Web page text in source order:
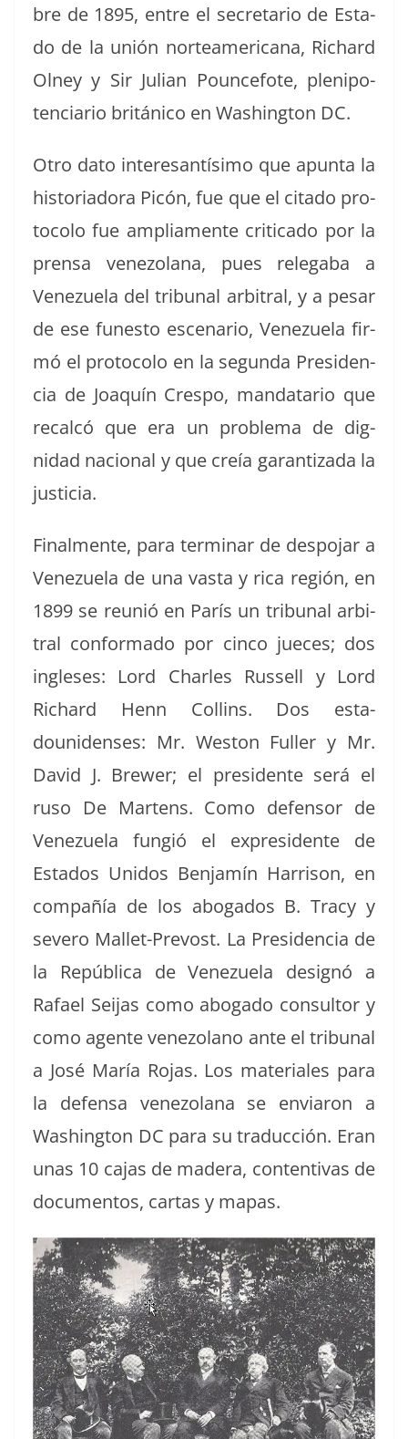
bre de 1895, entre el sec­re­tario de Esta­
do de la unión norteam­er­i­cana, Richard
Olney y Sir Julian Pounce­fote, plenipo­
ten­cia­rio británi­co en Wash­ing­ton DC.
Otro dato intere­san­tísi­mo que apun­ta la
his­to­ri­ado­ra Picón, fue que el cita­do pro­
to­co­lo fue ampli­a­mente crit­i­ca­do por la
pren­sa vene­zolana, pues rel­e­ga­ba a
Venezuela del tri­bunal arbi­tral, y a pesar
de ese funesto esce­nario, Venezuela fir­
mó el pro­to­co­lo en la segun­da Pres­i­den­
cia de Joaquín Cre­spo, man­datario que
recal­có que era un prob­le­ma de dig­
nidad nacional y que creía garan­ti­za­da la
justicia.
Final­mente, para ter­mi­nar de despo­jar a
Venezuela de una vas­ta y rica región, en
1899 se reunió en París un tri­bunal arbi­
tral con­for­ma­do por cin­co jue­ces; dos
ingle­ses: Lord Charles Rus­sell y Lord
Richard Henn Collins. Dos esta­
dounidens­es: Mr. West­on Fuller y Mr.
David J. Brew­er; el pres­i­dente será el
ruso De Martens. Como defen­sor de
Venezuela fungió el expres­i­dente de
Esta­dos Unidos Ben­jamín Har­ri­son, en
com­pañía de los abo­ga­dos B. Tra­cy y
severo Mal­let-Pre­vost. La Pres­i­den­cia de
la Repúbli­ca de Venezuela designó a
Rafael Sei­jas como abo­ga­do con­sul­tor y
como agente vene­zolano ante el tri­bunal
a José María Rojas. Los mate­ri­ales para
la defen­sa vene­zolana se enviaron a
Wash­ing­ton DC para su tra­duc­ción. Eran
unas 10 cajas de madera, con­tenti­vas de
doc­u­men­tos, car­tas y mapas.